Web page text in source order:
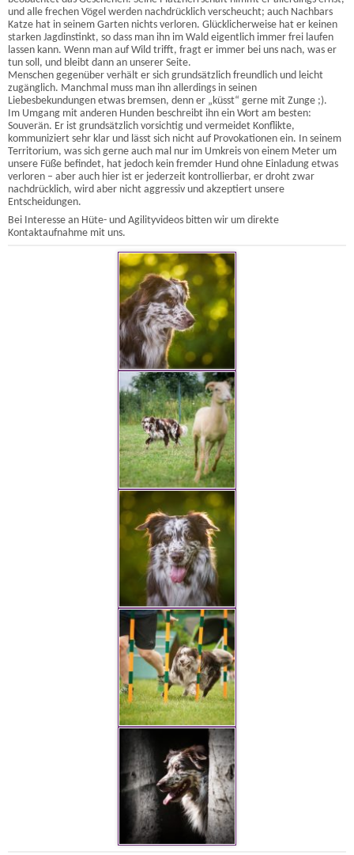
und alle frechen Vögel werden nachdrücklich verscheucht; auch Nachbars
Katze hat in seinem Garten nichts verloren. Glücklicherweise hat er keinen
starken Jagdinstinkt, so dass man ihn im Wald eigentlich immer frei laufen
lassen kann. Wenn man auf Wild trifft, fragt er immer bei uns nach, was er
tun soll, und bleibt dann an unserer Seite.
Menschen gegenüber verhält er sich grundsätzlich freundlich und leicht
zugänglich. Manchmal muss man ihn allerdings in seinen
Liebesbekundungen etwas bremsen, denn er „küsst“ gerne mit Zunge ;).
Im Umgang mit anderen Hunden beschreibt ihn ein Wort am besten:
Souverän. Er ist grundsätzlich vorsichtig und vermeidet Konflikte,
kommuniziert sehr klar und lässt sich nicht auf Provokationen ein. In seinem
Territorium, was sich gerne auch mal nur im Umkreis von einem Meter um
unsere Füße befindet, hat jedoch kein fremder Hund ohne Einladung etwas
verloren – aber auch hier ist er jederzeit kontrollierbar, er droht zwar
nachdrücklich, wird aber nicht aggressiv und akzeptiert unsere
Entscheidungen.
Bei Interesse an Hüte- und Agilityvideos bitten wir um direkte
Kontaktaufnahme mit uns.